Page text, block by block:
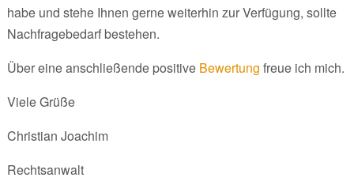
habe und stehe Ihnen gerne weiterhin zur Verfügung, sollte
Nachfragebedarf bestehen.
Über eine anschließende positive Bewertung freue ich mich.
Viele Grüße
Christian Joachim
Rechtsanwalt